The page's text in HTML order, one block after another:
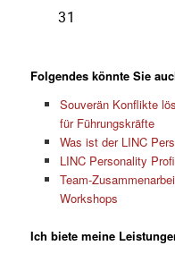
Folgendes könnte Sie
Souverän Konflikte
für Führungskräfte
Was ist der LINC
LINC Personality
Team-
Workshops
Ich biete meine